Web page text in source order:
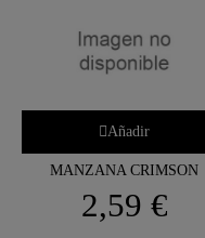
Añadir
MANZANA CRIMSON
2,59 €